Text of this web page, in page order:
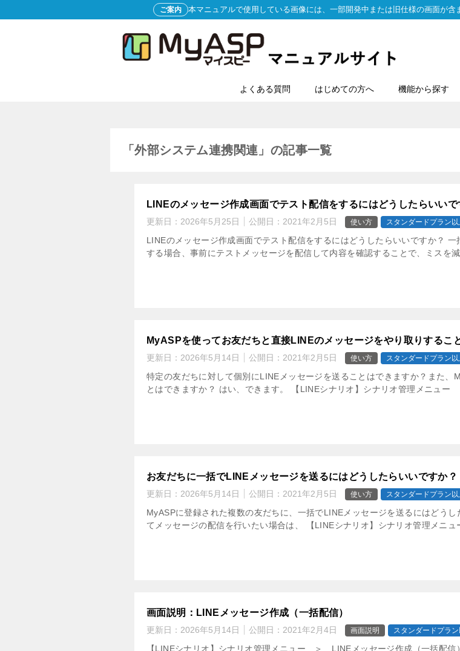
ご案内 本マニュアルで使用している画像には、一部開発中または旧仕様の画面が含
よくある質問 はじめての方へ 機能から探す
「外部システム連携関連」の記事一覧
LINEのメッセージ作成画面でテスト配信をするにはどうしたらいいで
更新日： 2026年5月25日 公開日： 2021年2月5日 使い方 スタンダードプラン以
LINEのメッセージ作成画面でテスト配信をするにはどうしたらいいですか？
する場合、事前にテストメッセージを配信して内容を確認することで、ミスを
MyASPを使ってお友だちと直接LINEのメッセージをやり取りするこ
更新日： 2026年5月14日 公開日： 2021年2月5日 使い方 スタンダードプラン以
特定の友だちに対して個別にLINEメッセージを送ることはできますか？また、
とはできますか？ はい、できます。 【LINEシナリオ】シナリオ管理メニュ
お友だちに一括でLINEメッセージを送るにはどうしたらいいですか？
更新日： 2026年5月14日 公開日： 2021年2月5日 使い方 スタンダードプラン以
MyASPに登録された複数の友だちに、一括でLINEメッセージを送るにはどう
てメッセージの配信を行いたい場合は、 【LINEシナリオ】シナリオ管理メ
画面説明：LINEメッセージ作成（一括配信）
更新日： 2026年5月14日 公開日： 2021年2月4日 画面説明 スタンダードプラン
【LINEシナリオ】シナリオ管理メニュー ＞ LINEメッセージ作成（一括配信